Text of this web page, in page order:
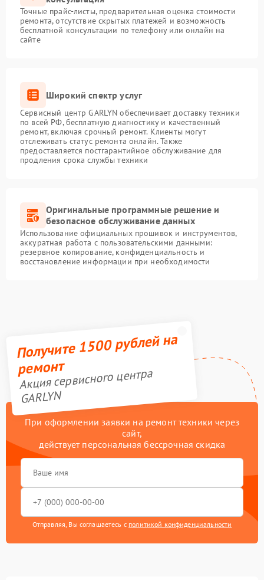
Точные прайс-листы, предварительная оценка стоимости
ремонта, отсутствие скрытых платежей и возможность
бесплатной консультации по телефону или онлайн на
сайте
Широкий спектр услуг
Сервисный центр GARLYN обеспечивает доставку техники
по всей РФ, бесплатную диагностику и качественный
ремонт, включая срочный ремонт. Клиенты могут
отслеживать статус ремонта онлайн. Также
предоставляется постгарантийное обслуживание для
продления срока службы техники
Оригинальные программные решение и
безопасное обслуживание данных
Использование официальных прошивок и инструментов,
аккуратная работа с пользовательскими данными:
резервное копирование, конфиденциальность и
восстановление информации при необходимости
Получите 1500 рублей на
ремонт
Акция сервисного центра
GARLYN
При оформлении заявки на ремонт техники через
сайт,
действует персональная бессрочная скидка
Отправляя, Вы соглашаетесь с политикой конфиденциальности